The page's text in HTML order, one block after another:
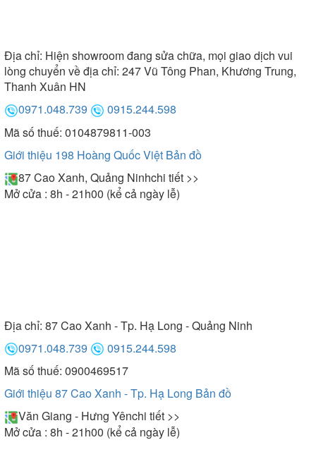
Địa chỉ: Hiện showroom đang sửa chữa, mọi giao dịch vui
lòng chuyển về địa chỉ: 247 Vũ Tông Phan, Khương Trung,
Thanh Xuân HN
0971.048.739
0915.244.598
Mã số thuế: 0104879811-003
Giới thiệu 198 Hoàng Quốc Việt Bản đồ
87 Cao Xanh, Quảng Ninhchi tiết >>
Mở cửa : 8h - 21h00 (kể cả ngày lễ)
Địa chỉ: 87 Cao Xanh - Tp. Hạ Long - Quảng Ninh
0971.048.739
0915.244.598
Mã số thuế: 0900469517
Giới thiệu 87 Cao Xanh - Tp. Hạ Long Bản đồ
Văn Giang - Hưng Yênchi tiết >>
Mở cửa : 8h - 21h00 (kể cả ngày lễ)